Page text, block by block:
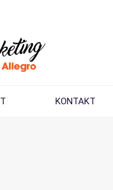
KONTAKT